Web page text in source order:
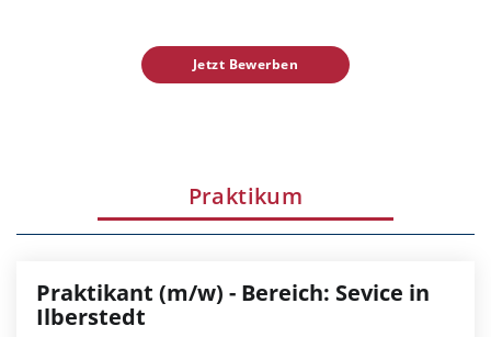
Jetzt Bewerben
Praktikum
Praktikant (m/w) - Bereich: Sevice in
Ilberstedt